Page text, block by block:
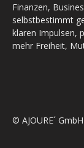
Finanzen,
selbstbestimmt
klaren Impulsen,
mehr Freiheit,
© AJOURE´